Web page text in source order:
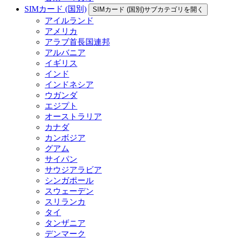
SIMカード (国別)
SIMカード (国別)サブカテゴリを開く
アイルランド
アメリカ
アラブ首長国連邦
アルバニア
イギリス
インド
インドネシア
ウガンダ
エジプト
オーストラリア
カナダ
カンボジア
グアム
サイパン
サウジアラビア
シンガポール
スウェーデン
スリランカ
タイ
タンザニア
デンマーク